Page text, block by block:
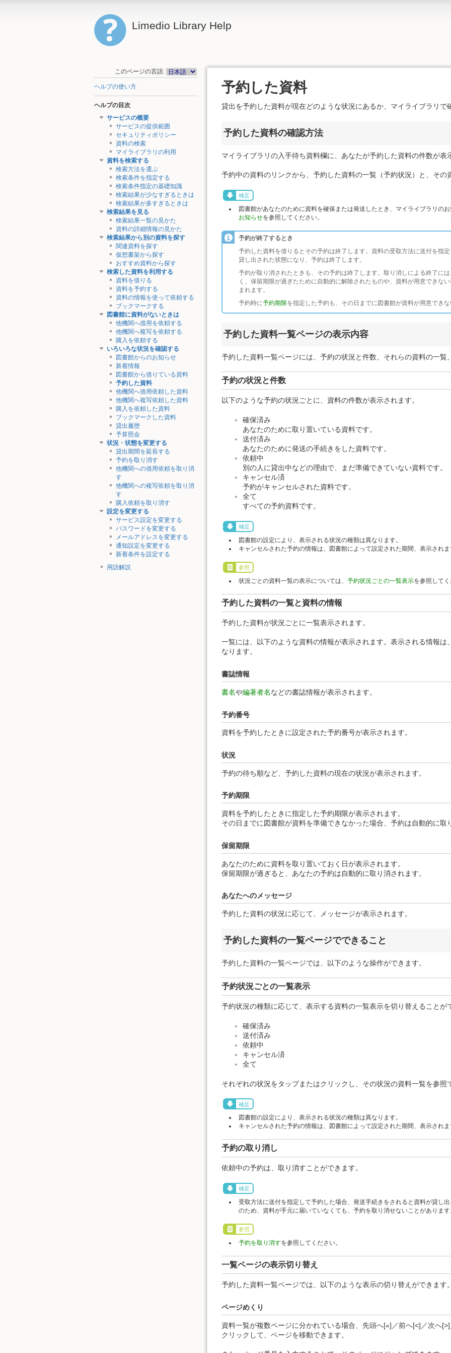
Limedio Library Help
このページの言語:
ヘルプの使い方
ヘルプの目次
サービスの概要
サービスの提供範囲
セキュリティポリシー
資料の検索
マイライブラリの利用
資料を検索する
検索方法を選ぶ
検索条件を指定する
検索条件指定の基礎知識
検索結果が少なすぎるときは
検索結果が多すぎるときは
検索結果を見る
検索結果一覧の見かた
資料の詳細情報の見かた
検索結果から別の資料を探す
関連資料を探す
仮想書架から探す
おすすめ資料から探す
検索した資料を利用する
資料を借りる
資料を予約する
資料の情報を使って依頼する
ブックマークする
図書館に資料がないときは
他機関へ借用を依頼する
他機関へ複写を依頼する
購入を依頼する
いろいろな状況を確認する
図書館からのお知らせ
新着情報
図書館から借りている資料
予約した資料
他機関へ借用依頼した資料
他機関へ複写依頼した資料
購入を依頼した資料
ブックマークした資料
貸出履歴
予算照会
状況・状態を変更する
貸出期間を延長する
予約を取り消す
他機関への借用依頼を取り消
す
他機関への複写依頼を取り消
す
購入依頼を取り消す
設定を変更する
サービス設定を変更する
パスワードを変更する
メールアドレスを変更する
通知設定を変更する
新着条件を設定する
用語解説
予約した資料
貸出を予約した資料が現在どのような状況にあるか、マイライブラリで
予約した資料の確認方法
マイライブラリの入手待ち資料欄に、あなたが予約した資料の件数が表
予約中の資料のリンクから、予約した資料の一覧（予約状況）と、その
補足
図書館があなたのために資料を確保または発送したとき、マイライブラリのお
お知らせを参照してください。
予約が終了するとき
予約した資料を借りるとその予約は終了します。資料の受取方法に送付を指
貸し出された状態になり、予約は終了します。
予約が取り消されたときも、その予約は終了します。取り消しによる終了に
く、保留期限が過ぎたために自動的に解除されたものや、資料が用意できな
まれます。
予約時に予約期限を指定した予約も、その日までに図書館が資料が用意でき
予約した資料一覧ページの表示内容
予約した資料一覧ページには、予約の状況と件数、それらの資料の一覧
予約の状況と件数
以下のような予約の状況ごとに、資料の件数が表示されます。
確保済み
あなたのために取り置いている資料です。
送付済み
あなたのために発送の手続きをした資料です。
依頼中
別の人に貸出中などの理由で、まだ準備できていない資料です。
キャンセル済
予約がキャンセルされた資料です。
全て
すべての予約資料です。
補足
図書館の設定により、表示される状況の種類は異なります。
キャンセルされた予約の情報は、図書館によって設定された期間、表示されま
参照
状況ごとの資料一覧の表示については、予約状況ごとの一覧表示を参照してく
予約した資料の一覧と資料の情報
予約した資料が状況ごとに一覧表示されます。
一覧には、以下のような資料の情報が表示されます。表示される情報
なります。
書誌情報
書名や編著者名などの書誌情報が表示されます。
予約番号
資料を予約したときに設定された予約番号が表示されます。
状況
予約の待ち順など、予約した資料の現在の状況が表示されます。
予約期限
資料を予約したときに指定した予約期限が表示されます。
その日までに図書館が資料を準備できなかった場合、予約は自動的に取
保留期限
あなたのために資料を取り置いておく日が表示されます。
保留期限が過ぎると、あなたの予約は自動的に取り消されます。
あなたへのメッセージ
予約した資料の状況に応じて、メッセージが表示されます。
予約した資料の一覧ページでできること
予約した資料の一覧ページでは、以下のような操作ができます。
予約状況ごとの一覧表示
予約状況の種類に応じて、表示する資料の一覧表示を切り替えることが
確保済み
送付済み
依頼中
キャンセル済
全て
それぞれの状況をタップまたはクリックし、その状況の資料一覧を参照
補足
図書館の設定により、表示される状況の種類は異なります。
キャンセルされた予約の情報は、図書館によって設定された期間、表示されま
予約の取り消し
依頼中の予約は、取り消すことができます。
補足
受取方法に送付を指定して予約した場合、発送手続きをされると資料が貸し
のため、資料が手元に届いていなくても、予約を取り消せないことがあります
参照
予約を取り消すを参照してください。
一覧ページの表示切り替え
予約した資料一覧ページでは、以下のような表示の切り替えができます。
ページめくり
資料一覧が複数ページに分かれている場合、先頭へ[«]／前へ[<]／次へ
クリックして、ページを移動できます。